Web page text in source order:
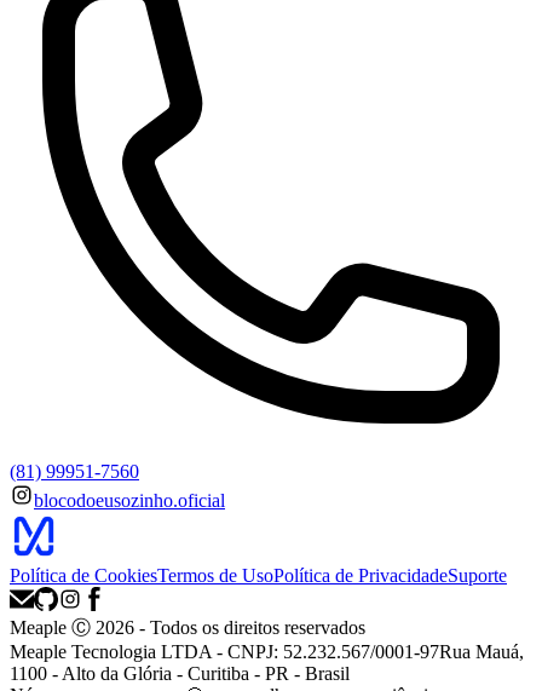
(81) 99951-7560
blocodoeusozinho.oficial
Política de CookiesTermos de UsoPolítica de PrivacidadeSuporte
Meaple Ⓒ 2026 - Todos os direitos reservados
Meaple Tecnologia LTDA - CNPJ: 52.232.567/0001-97Rua Mauá,
1100 - Alto da Glória - Curitiba - PR - Brasil